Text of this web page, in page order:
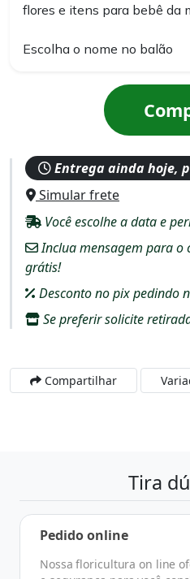
flores e itens para bebê da
Escolha o nome no balão
Entrega ainda hoje,
Simular frete
Você escolhe a data e
Inclua mensagem para
grátis!
Desconto no pix pedindo
Se preferir solicite
Compartilhar
Tira
Pedido online
Nossa floricultura on line